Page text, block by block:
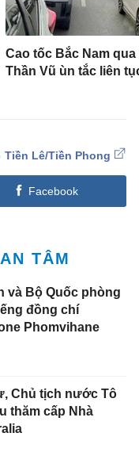
Cao tốc Bắc Nam qua
Thần Vũ ùn tắc liên
Tiền Lê/Tiền Phong
Facebook
TÂM
và Bộ Quốc phòng
đồng chí
Phomvihane
Chủ tịch nước Tô
thăm cấp Nhà